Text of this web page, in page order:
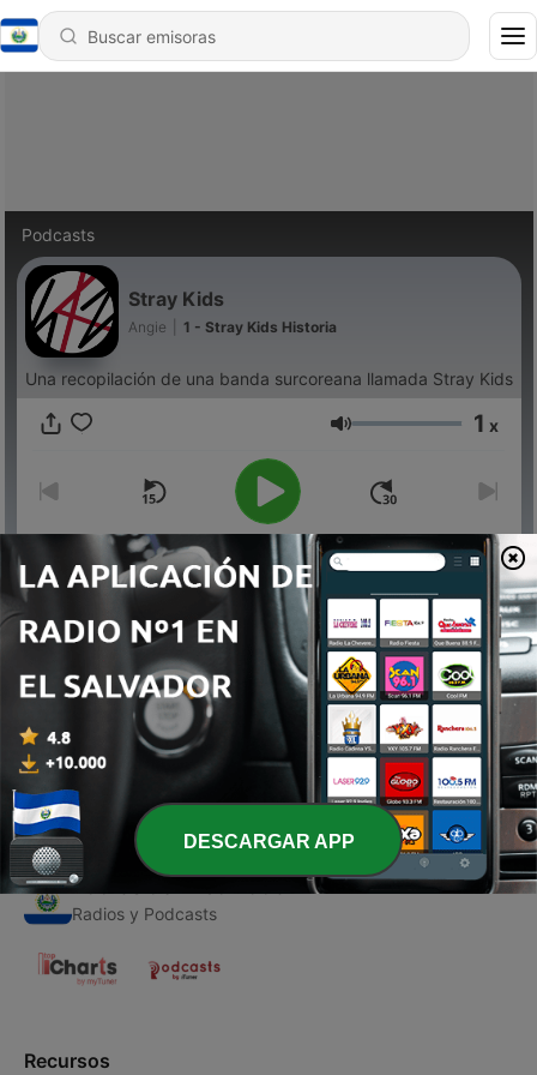
Podcasts
Stray Kids
Angie 1 - Stray Kids Historia
Una recopilación de una banda surcoreana llamada Stray Kids
Volumen 1 x
00:00
Episodios
1 - Stray Kids Historia
31 mayo 2021
Radios de El Salvador
Radios y Podcasts
Recursos
DESCARGAR APP